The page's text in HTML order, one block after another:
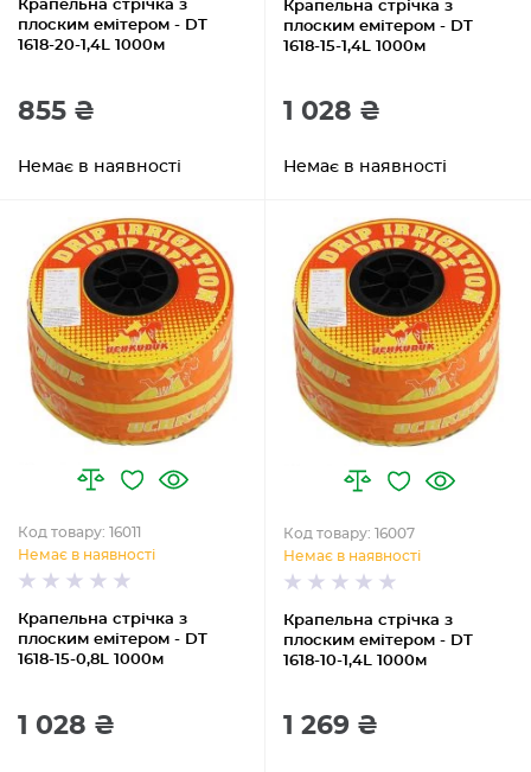
Крапельна стрічка з
плоским емітером - DT
1618-20-1,4L 1000м
855 ₴
Немає в наявності
Крапельна стрічка з
плоским емітером - DT
1618-15-1,4L 1000м
1 028 ₴
Немає в наявності
Крапельна стрічка з
плоским емітером - DT
1618-15-0,8L 1000м
Код товару: 16011
Немає в наявності
1 028 ₴
Крапельна стрічка з
плоским емітером - DT
1618-10-1,4L 1000м
Код товару: 16007
Немає в наявності
1 269 ₴